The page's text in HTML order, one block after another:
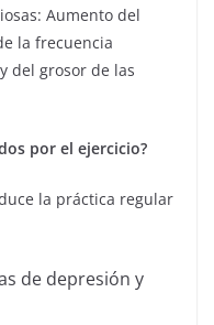
Aumento del
la frecuencia
del grosor de las
por el ejercicio?
la práctica regular
de depresión y